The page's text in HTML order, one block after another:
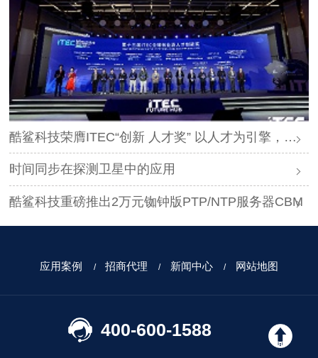
酷鲨科技荣膺ITEC“创新 人才奖” 以人才为引擎，时空为基石，驱动智能未来
时间同步在探测卫星中的应用
酷鲨科技重磅推出2万元铷钟版PTP/NTP服务器CBM
应用案例 招商代理 新闻中心 网站地图
400-600-1588